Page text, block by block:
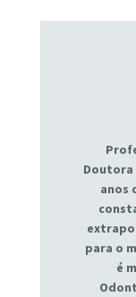
Doutora
anos
para o
é